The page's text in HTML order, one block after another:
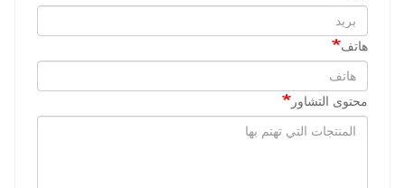
هاتف
محتوى التشاور